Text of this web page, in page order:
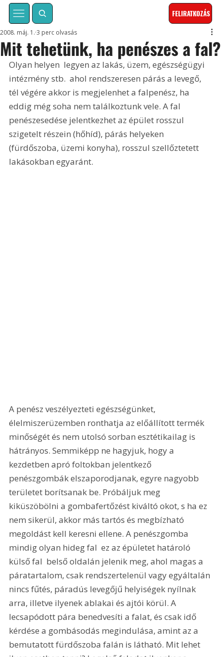
FELIRATKOZÁS
Mit tehetünk, ha penészes a fal?
2008. máj. 1. 3 perc olvasás
Olyan helyen  legyen az lakás, üzem, egészségügyi
intézmény stb.  ahol rendszeresen párás a levegő,
tél végére akkor is megjelenhet a falpenész, ha
eddig még soha nem találkoztunk vele. A fal
penészesedése jelentkezhet az épület rosszul
szigetelt részein (hőhíd), párás helyeken
(fürdőszoba, üzemi konyha), rosszul szellőztetett
lakásokban egyaránt.
A penész veszélyezteti egészségünket,
élelmiszerüzemben ronthatja az előállított termék
minőségét és nem utolsó sorban esztétikailag is
hátrányos. Semmiképp ne hagyjuk, hogy a
kezdetben apró foltokban jelentkező
penészgombák elszaporodjanak, egyre nagyobb
területet borítsanak be. Próbáljuk meg
kiküszöbölni a gombafertőzést kiváltó okot, s ha ez
nem sikerül, akkor más tartós és megbízható
megoldást kell keresni ellene. A penészgomba
mindig olyan hideg fal  ez az épületet határoló
külső fal  belső oldalán jelenik meg, ahol magas a
páratartalom, csak rendszertelenül vagy egyáltalán
nincs fűtés, páradús levegőjű helyiségek nyílnak
arra, illetve ilyenek ablakai és ajtói körül. A
lecsapódott pára benedvesíti a falat, és csak idő
kérdése a gombásodás megindulása, amint az a
bemutatott fürdőszoba falán is látható. Mit lehet